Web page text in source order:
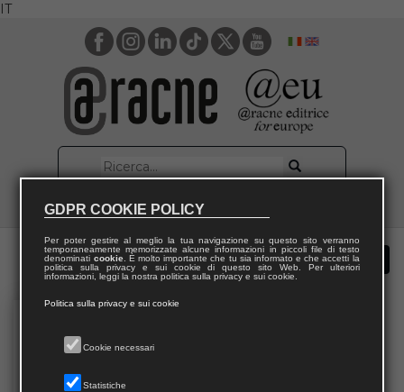
IT
GDPR COOKIE POLICY
Per poter gestire al meglio la tua navigazione su questo sito verranno
temporaneamente memorizzate alcune informazioni in piccoli file di testo
denominati cookie. È molto importante che tu sia informato e che accetti la
politica sulla privacy e sui cookie di questo sito Web. Per ulteriori
informazioni, leggi la nostra politica sulla privacy e sui cookie.
Politica sulla privacy e sui cookie
Cookie necessari
Statistiche